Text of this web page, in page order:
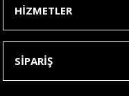
HİZMETLER
SİPARİŞ